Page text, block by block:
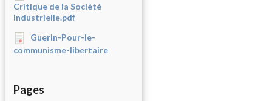
Critique de la Société
Industrielle.pdf
Guerin-Pour-le-
communisme-libertaire
Pages